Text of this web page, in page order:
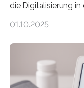
die Digitalisierung
seriösen und
Forscherinnen der
(TUD) richtet sich
01.10.2025